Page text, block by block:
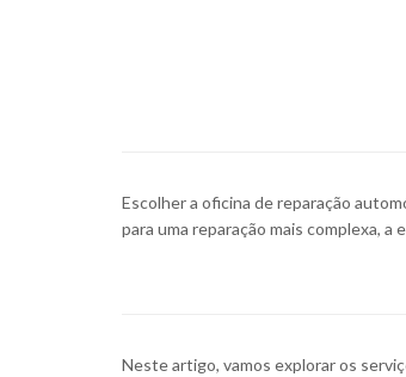
Escolher a oficina de reparação
para uma reparação mais complexa,
Neste artigo, vamos explorar os